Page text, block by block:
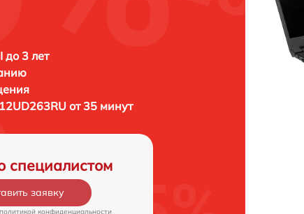
до 3 лет
от 35 минут
специалистом
заявку
политикой конфиденциальности